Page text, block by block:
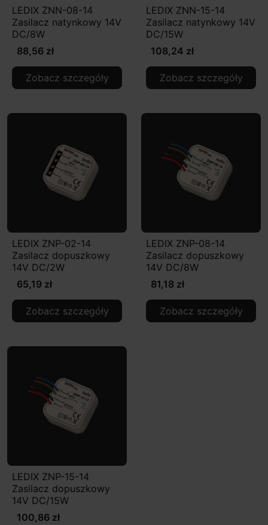
LEDIX ZNN-08-14
Zasilacz natynkowy 14V
DC/8W
88,56 zł
Zobacz szczegóły
LEDIX ZNN-15-14
Zasilacz natynkowy 14V
DC/15W
108,24 zł
Zobacz szczegóły
LEDIX ZNP-02-14
Zasilacz dopuszkowy
14V DC/2W
65,19 zł
Zobacz szczegóły
LEDIX ZNP-08-14
Zasilacz dopuszkowy
14V DC/8W
81,18 zł
Zobacz szczegóły
LEDIX ZNP-15-14
Zasilacz dopuszkowy
14V DC/15W
100,86 zł